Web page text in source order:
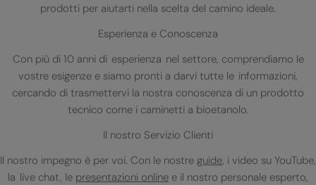
prodotti per aiutarti nella scelta del camino ideale.
Esperienza e Conoscenza
Con più di 10 anni di esperienza nel settore, comprendiamo le
vostre esigenze e siamo pronti a darvi tutte le informazioni,
cercando di trasmettervi la nostra conoscenza di un prodotto
tecnico come i caminetti a bioetanolo.
Il nostro Servizio Clienti
Il nostro impegno è per voi. Con le nostre guide, i video su YouTube,
la live chat, le presentazioni online e il nostro personale esperto,